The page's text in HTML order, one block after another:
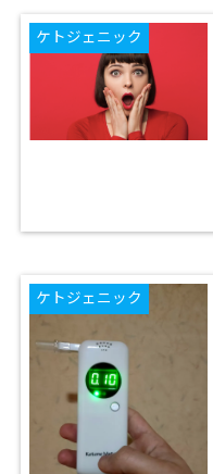
ケトジェニック
ケトジェニック